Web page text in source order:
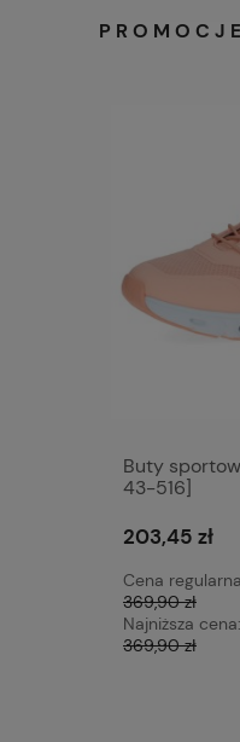
PROMOCJE
Buty
43-516]
203,45 zł
Cena
369,90 zł
Najniższa cena:
369,90 zł